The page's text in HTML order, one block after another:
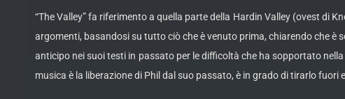
“The Valley” fa riferimento a quella parte della Hardin Valley (ovest di
argomenti, basandosi su tutto ciò che è venuto prima, chiarendo che
anticipo nei suoi testi in passato per le difficoltà che ha sopportato
musica è la liberazione di Phil dal suo passato, è in grado di tirarlo